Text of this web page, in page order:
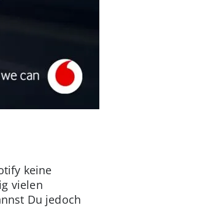
keine
vielen
Du jedoch